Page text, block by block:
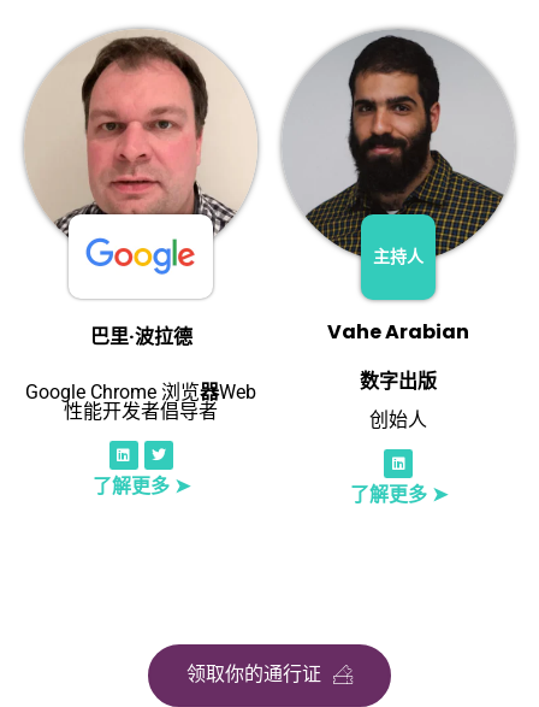
巴里·波拉德
Google Chrome 浏览器Web
性能开发者倡导者
了解更多 ➤
主持人
Vahe Arabian
数字出版
创始人
了解更多 ➤
领取你的通行证